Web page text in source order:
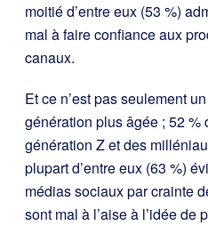
moitié d’entre eux (53 %)
mal à faire confiance aux
canaux.
Et ce n’est pas seulement
génération plus âgée ; 52 %
génération Z et des
plupart d’entre eux (63 %)
médias sociaux par crainte
sont mal à l’aise à l’idée de